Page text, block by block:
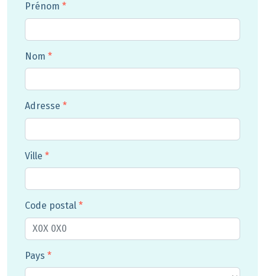
Prénom *
Nom *
Adresse *
Ville *
Code postal *
Pays *